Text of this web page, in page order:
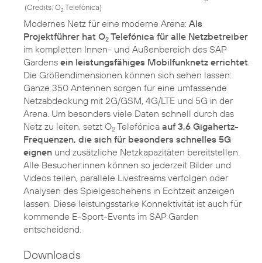
(Credits: O2Telefónica)
Modernes Netz für eine moderne Arena: Als
Projektführer hat O2 Telefónica für alle Netzbetreiber
im kompletten Innen- und Außenbereich des SAP
Gardens ein leistungsfähiges Mobilfunknetz errichtet
Die Größendimensionen können sich sehen lassen:
Ganze 350 Antennen sorgen für eine umfassende
Netzabdeckung mit 2G/GSM, 4G/LTE und 5G in der
Arena. Um besonders viele Daten schnell durch das
Netz zu leiten, setzt O2 Telefónica auf 3,6 Gigahertz-
Frequenzen, die sich für besonders schnelles 5G
eignen und zusätzliche Netzkapazitäten bereitstellen.
Alle Besucher:innen können so jederzeit Bilder und
Videos teilen, parallele Livestreams verfolgen oder
Analysen des Spielgeschehens in Echtzeit anzeigen
lassen. Diese leistungsstarke Konnektivität ist auch für
kommende E-Sport-Events im SAP Garden
entscheidend.
Downloads